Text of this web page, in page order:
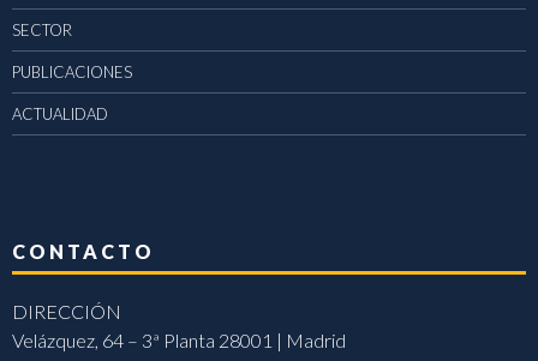
SECTOR
PUBLICACIONES
ACTUALIDAD
CONTACTO
DIRECCIÓN
Velázquez, 64 – 3ª Planta 28001 | Madrid